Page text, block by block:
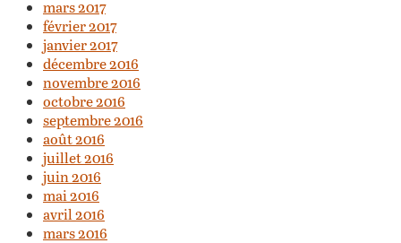
mars 2017
février 2017
janvier 2017
décembre 2016
novembre 2016
octobre 2016
septembre 2016
août 2016
juillet 2016
juin 2016
mai 2016
avril 2016
mars 2016